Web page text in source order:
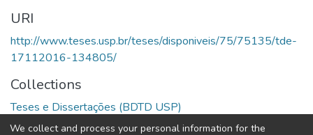
URI
http://www.teses.usp.br/teses/disponiveis/75/75135/tde-
17112016-134805/
Collections
Teses e Dissertações (BDTD USP)
We collect and process your personal information for the